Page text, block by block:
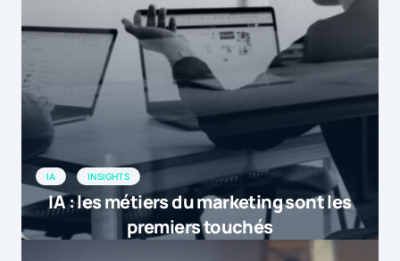
IA INSIGHTS
IA : les métiers du marketing sont les
premiers touchés